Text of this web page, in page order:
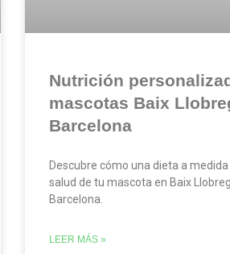
Nutrición
mascotas Baix
Barcelona
Descubre cómo una dieta a
salud de tu mascota en Baix
Barcelona.
LEER MÁS »